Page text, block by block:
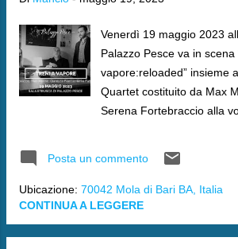
Venerdì 19 maggio 2023
Palazzo Pesce va in scena
vapore:reloaded” insieme
Quartet costituito da Max
Serena Fortebraccio alla
Posta un commento
Ubicazione: 70042 Mola di Bari BA, Italia
CONTINUA A LEGGERE